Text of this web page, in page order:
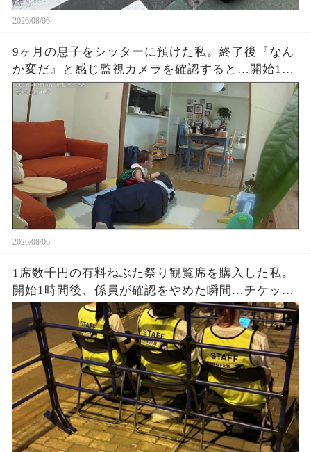
2026/08/06
9ヶ月の息子をシッターに預けた私。終了後『なん
か変だ』と感じ監視カメラを確認すると…開始1時
間でYouTube放置、スマホ操作、最後に起きた“信
じられない映像”に涙が止まらなかった
2026/08/06
1席数千円の有料ねぶた祭り観覧席を購入した私。
開始1時間後、係員が確認をやめた瞬間…チケット
なしの人が次々と着席。正規購入者が戻ってきた
時に見た光景とは…